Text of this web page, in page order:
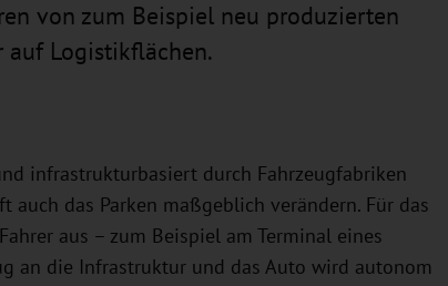
von zum Beispiel neu produzierten
auf Logistikflächen.
infrastrukturbasiert durch Fahrzeugfabriken
das Parken maßgeblich verändern. Für das
aus – zum Beispiel am Terminal eines
an die Infrastruktur und das Auto wird autonom